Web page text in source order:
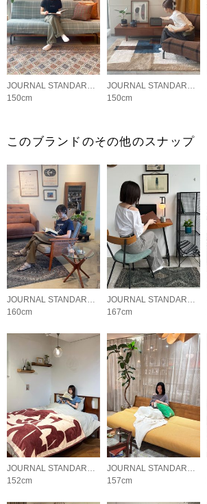
150cm
150cm
このブランドのその他のスナップ
JOURNAL STANDARD FURNITURE
160cm
JOURNAL STANDARD FURNITURE
167cm
JOURNAL STANDARD FURNITURE
152cm
JOURNAL STANDARD FURNITURE
157cm